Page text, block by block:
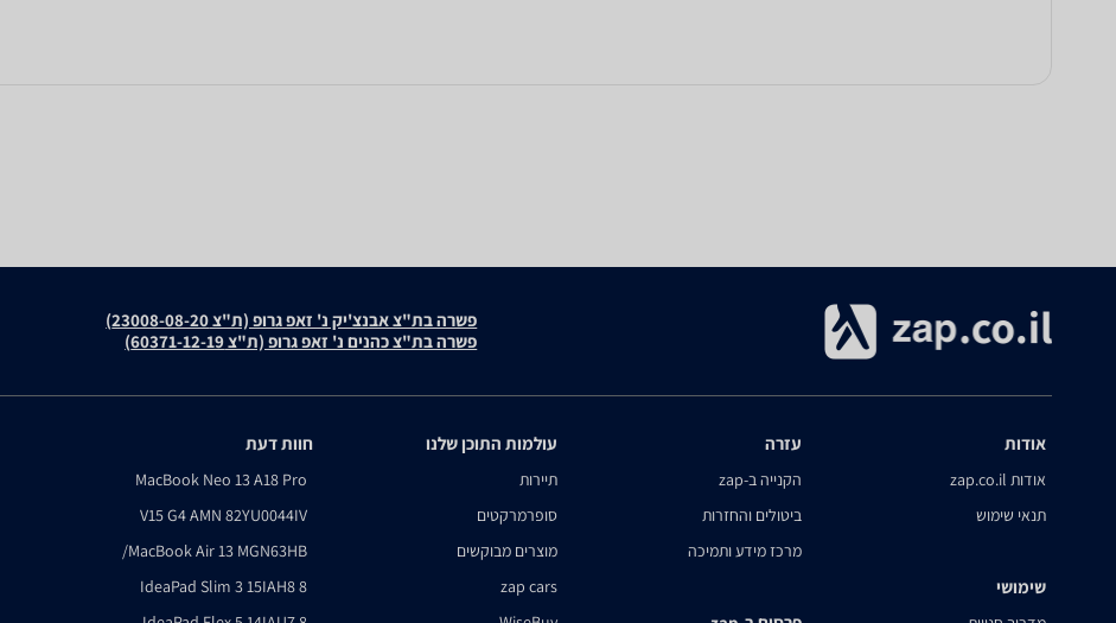
פשרה בת"צ אבנצ'יק נ' זאפ גרופ (ת"צ 23008-08-20)
פשרה בת"צ כהנים נ' זאפ גרופ (ת"צ 60371-12-19)
אודות
אודות zap.co.il
תנאי שימוש
שימושי
עזרה
הקנייה ב-zap
ביטולים והחזרות
מרכז מידע ותמיכה
עולמות התוכן שלנו
תיירות
סופרמרקטים
מוצרים מבוקשים
zap cars
חוות דעת
MacBook Neo 13 A18 Pro
V15 G4 AMN 82YU0044IV
MacBook Air 13 MGN63HB/
IdeaPad Slim 3 15IAH8 8